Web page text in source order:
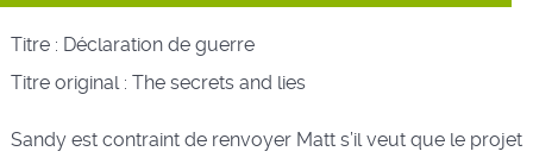
Titre : Déclaration de guerre
Titre original : The secrets and lies
Sandy est contraint de renvoyer Matt s’il veut que le projet